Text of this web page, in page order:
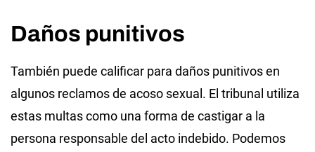
Daños punitivos
También puede calificar para daños punitivos en
algunos reclamos de acoso sexual. El tribunal utiliza
estas multas como una forma de castigar a la
persona responsable del acto indebido. Podemos